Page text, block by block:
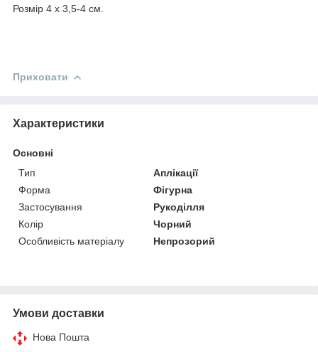
Розмір 4 х 3,5-4 см.
Приховати
Характеристики
Основні
Тип
Аплікації
Форма
Фігурна
Застосування
Рукоділля
Колір
Чорний
Особливість матеріалу
Непрозорий
Умови доставки
Нова Пошта